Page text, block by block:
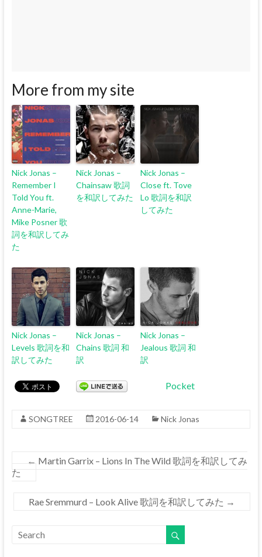
More from my site
Nick Jonas –
Remember I
Told You ft.
Anne-Marie,
Mike Posner 歌
詞を和訳してみ
た
Nick Jonas –
Chainsaw 歌詞
を和訳してみた
Nick Jonas –
Close ft. Tove
Lo 歌詞を和訳
してみた
Nick Jonas –
Levels 歌詞を和
訳してみた
Nick Jonas –
Chains 歌詞 和
訳
Nick Jonas –
Jealous 歌詞 和
訳
Pocket
SONGTREE 2016-06-14 Nick Jonas
← Martin Garrix – Lions In The Wild 歌詞を和訳してみ
た
Rae Sremmurd – Look Alive 歌詞を和訳してみた →